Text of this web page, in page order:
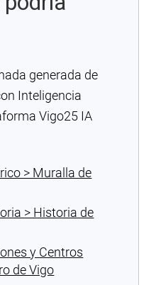
generada de
Inteligencia
Vigo25 IA
> Muralla de
> Historia de
y Centros
de Vigo